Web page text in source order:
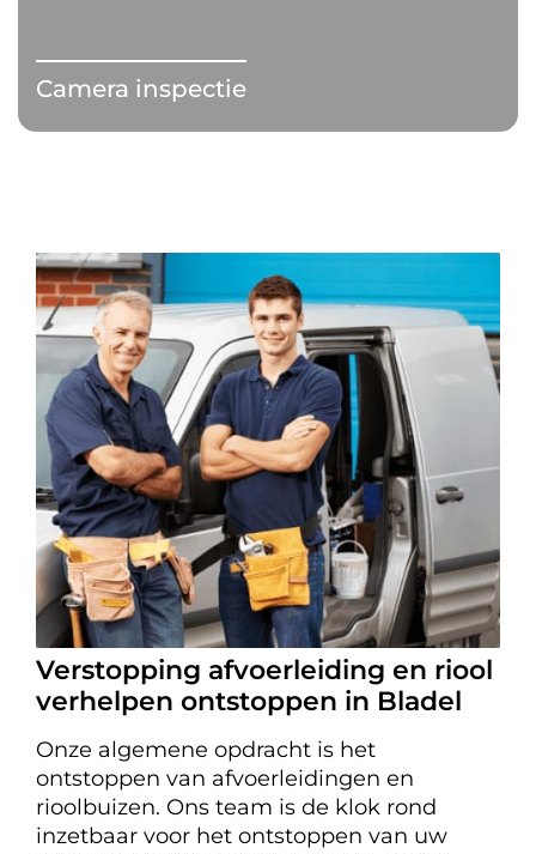
Camera inspectie
Verstopping afvoerleiding en riool
verhelpen ontstoppen in Bladel
Onze algemene opdracht is het
ontstoppen van afvoerleidingen en
rioolbuizen. Ons team is de klok rond
inzetbaar voor het ontstoppen van uw